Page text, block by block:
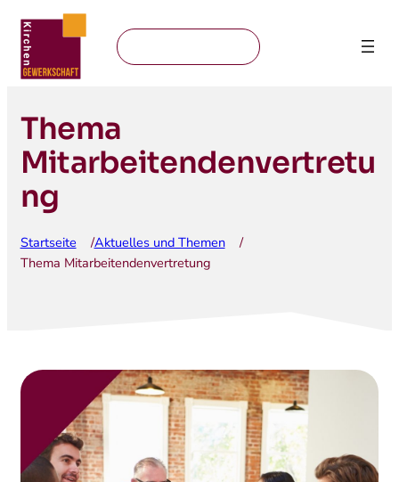
Thema
Mitarbeitendenvertretu
ng
Startseite /Aktuelles und Themen
/
Thema Mitarbeitendenvertretung